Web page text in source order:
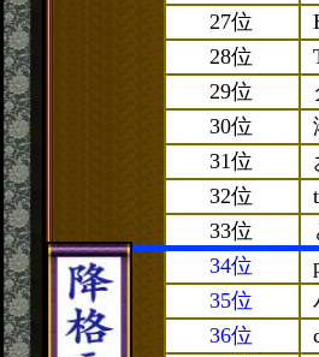
27位
28位
29位
30位
31位
32位
33位
34位
35位
36位